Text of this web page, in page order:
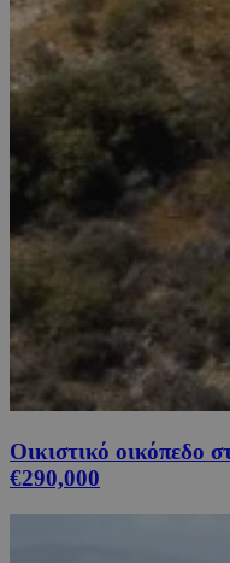
Οικιστικό οικόπεδο
€290,000